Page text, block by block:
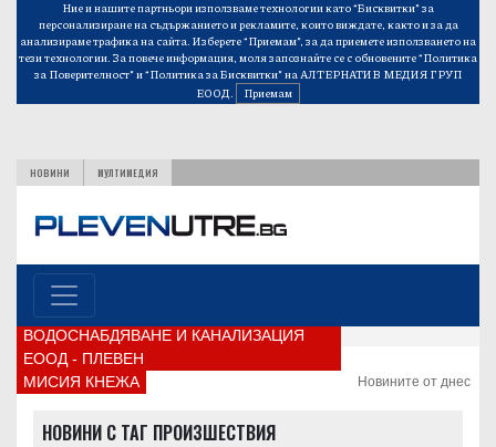
Ние и нашите партньори използваме технологии като “Бисквитки” за
персонализиране на съдържанието и рекламите, които виждате, както и за да
анализираме трафика на сайта. Изберете “Приемам”, за да приемете използването на
тези технологии. За повече информация, моля запознайте се с обновените“Политика
за Поверителност”и“Политика за Бисквитки”на АЛТЕРНАТИВ МЕДИЯ ГРУП
ЕООД.
Приемам
НОВИНИ МУЛТИМЕДИЯ
ВОДОСНАБДЯВАНЕ И КАНАЛИЗАЦИЯ
ЕООД - ПЛЕВЕН
МИСИЯ КНЕЖА
Новините от днес
НОВИНИ С ТАГ ПРОИЗШЕСТВИЯ